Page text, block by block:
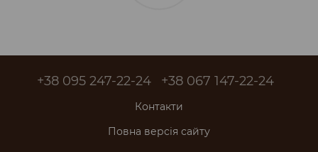
+38 095 247-22-24 +38 067 147-22-24
Контакти
Повна версія сайту